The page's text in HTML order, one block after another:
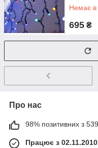
Немає в
695 ₴
Про нас
98% позитивних з 539
Працює з 02.11.2010